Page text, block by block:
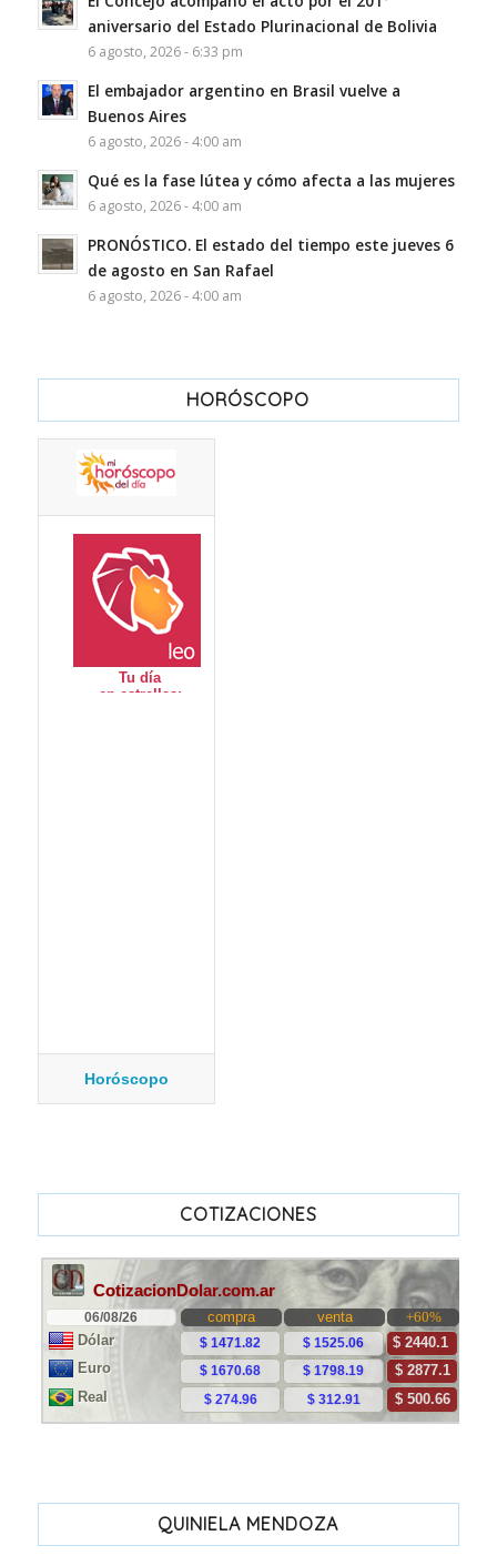
aniversario del Estado Plurinacional de Bolivia
6 agosto, 2026 - 6:33 pm
El embajador argentino en Brasil vuelve a
Buenos Aires
6 agosto, 2026 - 4:00 am
Qué es la fase lútea y cómo afecta a las mujeres
6 agosto, 2026 - 4:00 am
PRONÓSTICO. El estado del tiempo este jueves 6
de agosto en San Rafael
6 agosto, 2026 - 4:00 am
HORÓSCOPO
Horóscopo
COTIZACIONES
QUINIELA MENDOZA